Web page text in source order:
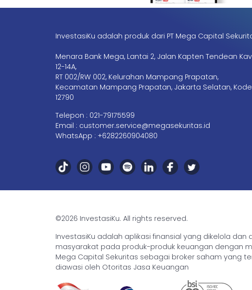
InvestasiKu adalah produk dari PT Mega Capital
Menara Bank Mega, Lantai 2, Jalan Kapten Tendean
12-14A,
RT 002/RW 002, Kelurahan Mampang Prapatan,
Kecamatan Mampang Prapatan, Jakarta Selatan, Kode
12790
Telepon : 021-79175599
Email : customer.service@megasekuritas.id
WhatsApp : +6282260904080
©2026 InvestasiKu. All rights reserved.
InvestasiKu adalah aplikasi finansial yang dikelola
masyarakat pada produk-produk keuangan dengan
Mega Capital Sekuritas sebagai broker saham yang
diawasi oleh Otoritas Jasa Keuangan